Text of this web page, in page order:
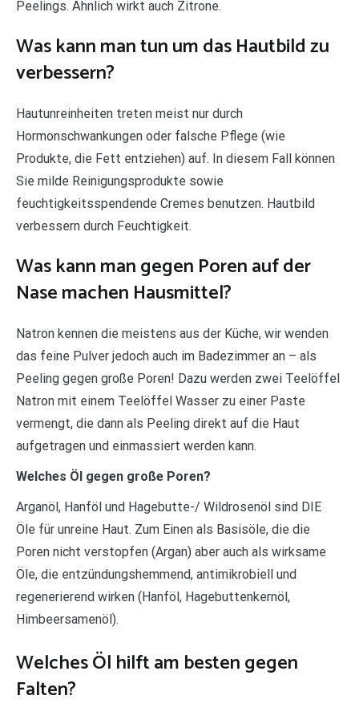
Peelings. Ähnlich wirkt auch Zitrone.
Was kann man tun um das Hautbild zu
verbessern?
Hautunreinheiten treten meist nur durch
Hormonschwankungen oder falsche Pflege (wie
Produkte, die Fett entziehen) auf. In diesem Fall können
Sie milde Reinigungsprodukte sowie
feuchtigkeitsspendende Cremes benutzen. Hautbild
verbessern durch Feuchtigkeit.
Was kann man gegen Poren auf der
Nase machen Hausmittel?
Natron kennen die meistens aus der Küche, wir wenden
das feine Pulver jedoch auch im Badezimmer an – als
Peeling gegen große Poren! Dazu werden zwei Teelöffel
Natron mit einem Teelöffel Wasser zu einer Paste
vermengt, die dann als Peeling direkt auf die Haut
aufgetragen und einmassiert werden kann.
Welches Öl gegen große Poren?
Arganöl, Hanföl und Hagebutte-/ Wildrosenöl sind DIE
Öle für unreine Haut. Zum Einen als Basisöle, die die
Poren nicht verstopfen (Argan) aber auch als wirksame
Öle, die entzündungshemmend, antimikrobiell und
regenerierend wirken (Hanföl, Hagebuttenkernöl,
Himbeersamenöl).
Welches Öl hilft am besten gegen
Falten?